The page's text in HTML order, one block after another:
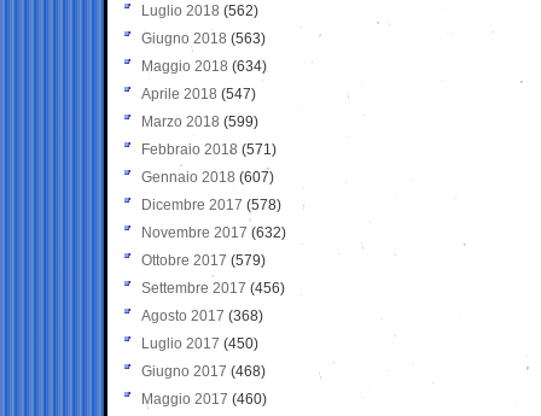
Luglio 2018 (562)
Giugno 2018 (563)
Maggio 2018 (634)
Aprile 2018 (547)
Marzo 2018 (599)
Febbraio 2018 (571)
Gennaio 2018 (607)
Dicembre 2017 (578)
Novembre 2017 (632)
Ottobre 2017 (579)
Settembre 2017 (456)
Agosto 2017 (368)
Luglio 2017 (450)
Giugno 2017 (468)
Maggio 2017 (460)